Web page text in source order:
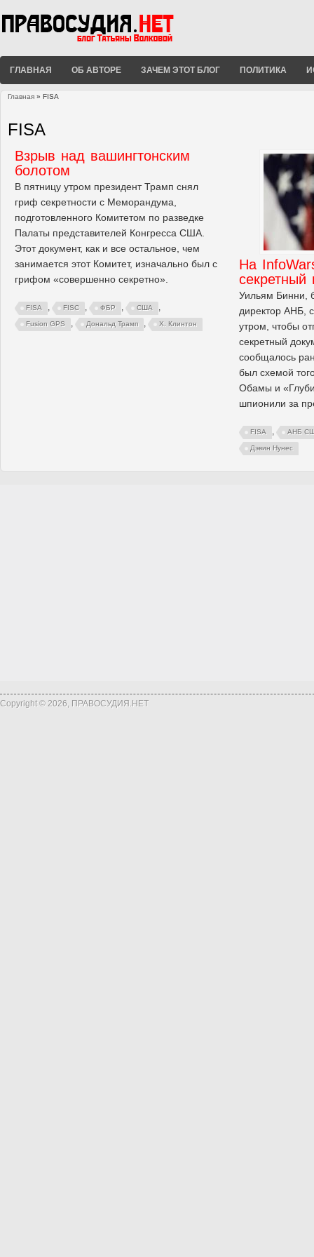
ГЛАВНАЯ ОБ АВТОРЕ ЗАЧЕМ ЭТОТ БЛОГ ПОЛИТИКА
Главная » FISA
FISA
Взрыв над вашингтонским
болотом
В пятницу утром президент Трамп снял
гриф секретности с Меморандума,
подготовленного Комитетом по разведке
Палаты представителей Конгресса США.
Этот документ, как и все остальное, чем
занимается этот Комитет, изначально был с
грифом «совершенно секретно».
FISA , FISC , ФБР , США ,
Fusion GPS , Дональд Трамп , Х. Клинтон
На
Уильям Бинни,
директор АНБ,
утром, чтобы
секретный
сообщалось
был схемой
Обамы и
шпионили за
FISA , АНБ
Дэвин Нунес
Copyright © 2026, ПРАВОСУДИЯ.НЕТ